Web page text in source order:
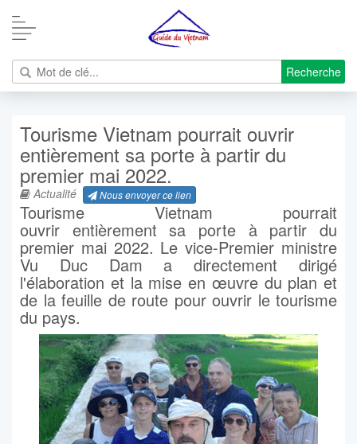
Recherche
Tourisme Vietnam pourrait ouvrir
entièrement sa porte à partir du
premier mai 2022.
Actualité Nous envoyer ce lien
Tourisme Vietnam pourrait
ouvrir entièrement sa porte à partir du
premier mai 2022. Le vice-Premier ministre
Vu Duc Dam a directement dirigé
l'élaboration et la mise en œuvre du plan et
de la feuille de route pour ouvrir le tourisme
du pays.